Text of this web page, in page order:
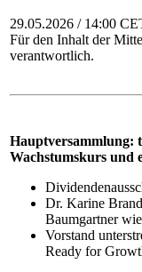
29.05.2026 / 14:00
Für den Inhalt der
verantwortlich.
Hauptversammlung:
Wachstumskurs und
Dr. Karine
Baumgartner
Vorstand
Ready for